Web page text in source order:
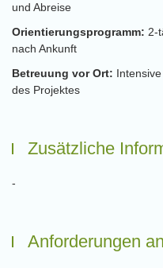
und Abreise
Orientierungsprogramm: 2-
nach Ankunft
Betreuung vor Ort:
des Projektes
Zusätzliche
-
Anforderungen